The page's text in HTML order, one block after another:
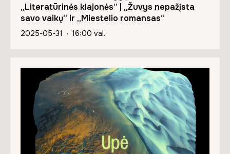
„Literatūrinės klajonės“ | „Žuvys nepažįsta
savo vaikų“ ir „Miestelio romansas“
2025-05-31 16:00 val.